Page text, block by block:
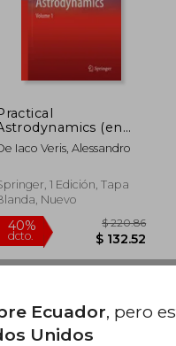
dcto.
(en
Iaco Veris, Alessandro
1 Edición, Tapa
Nuevo
Ecuador, pero
Unidos